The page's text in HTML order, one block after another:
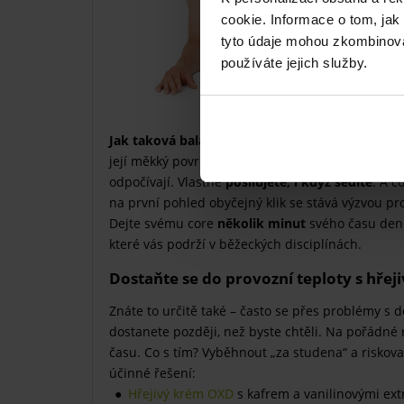
cookie. Informace o tom,
tyto údaje mohou
používáte jejich služby.
Jak taková balanční podložka funguje?
její měkký povrch se poddá. Tím vás přinutí
odpočívají. Vlastněposilujete, i když sedíte. A
na první pohled obyčejný klik se stává výzvou
Dejte svému core několik minut svého času
které vás podrží v běžeckých disciplínách.
Dostaňte se do provozní teploty s
Znáte to určitě také – často se přes problémy s
dostanete později, než byste chtěli. Na
času. Co s tím? Vyběhnout „za studena“ a
účinné řešení:
Hřejivý krém OXD s kafrem a vanilinovými